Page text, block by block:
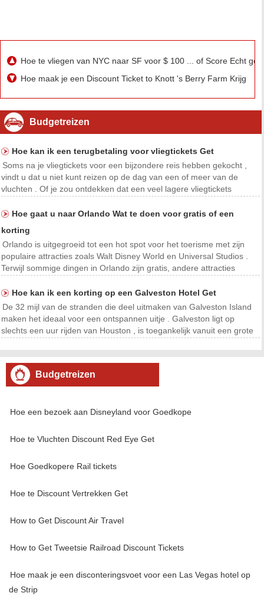
Hoe te vliegen van NYC naar SF voor $ 100 ... of Score Echt
Hoe maak je een Discount Ticket to Knott 's Berry Farm Krijg
Budgetreizen
Hoe kan ik een terugbetaling voor vliegtickets Get
Soms na je vliegtickets voor een bijzondere reis hebben gekocht ,
vindt u dat u niet kunt reizen op de dag van een of meer van de
vluchten . Of je zou ontdekken dat een veel lagere vliegtickets
van een restitutie voor een gekochte v
Hoe gaat u naar Orlando Wat te doen voor gratis of een
korting
Orlando is uitgegroeid tot een hot spot voor het toerisme met zijn
populaire attracties zoals Walt Disney World en Universal Studios .
Terwijl sommige dingen in Orlando zijn gratis, andere attracties
aantrekkelijkheid opties zoals dinersh
Hoe kan ik een korting op een Galveston Hotel Get
De 32 mijl van de stranden die deel uitmaken van Galveston Island
maken het ideaal voor een ontspannen uitje . Galveston ligt op
slechts een uur rijden van Houston , is toegankelijk vanuit een grote
Budgetreizen
Hoe een bezoek aan Disneyland voor Goedkope
Hoe te Vluchten Discount Red Eye Get
Hoe Goedkopere Rail tickets
Hoe te Discount Vertrekken Get
How to Get Discount Air Travel
How to Get Tweetsie Railroad Discount Tickets
Hoe maak je een disconteringsvoet voor een Las Vegas hotel op
de Strip